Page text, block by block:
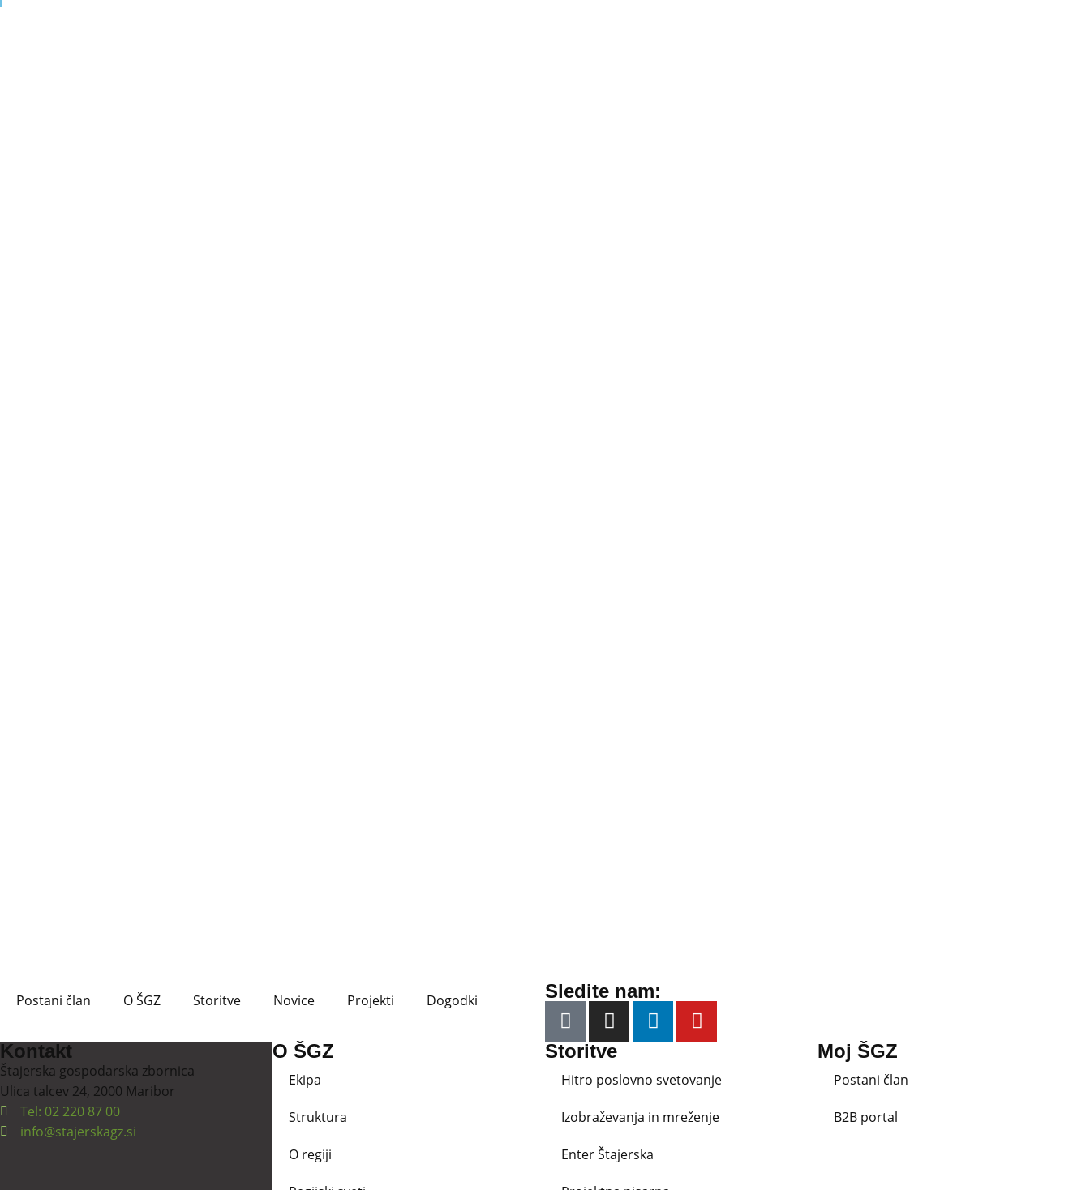
Postani član O ŠGZ Storitve Novice Projekti Dogodki Sledite nam:
Kontakt
Štajerska gospodarska zbornica
Ulica talcev 24, 2000 Maribor
Tel: 02 220 87 00
info@stajerskagz.si
O ŠGZ
Ekipa
Struktura
O regiji
Storitve
Hitro poslovno svetovanje
Izobraževanja in mreženje
Enter Štajerska
Moj ŠGZ
Postani član
B2B portal